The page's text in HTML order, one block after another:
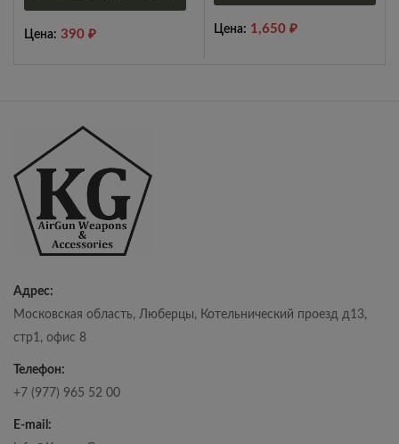
Цена: 390 ₽ Цена: 1,650 ₽
Адрес:
Московская область, Люберцы, Котельнический проезд д13,
стр1, офис 8
Телефон:
+7 (977) 965 52 00
E-mail: